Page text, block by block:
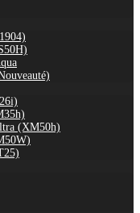
(XM50h)